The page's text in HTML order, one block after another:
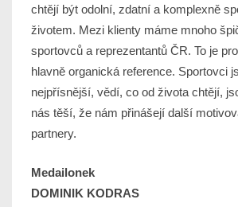
chtějí být odolní, zdatní a komplexně
životem. Mezi klienty máme mnoho
sportovců a reprezentantů ČR. To je
hlavně organická reference. Sportovci
nejpřísnější, vědí, co od života chtějí,
nás těší, že nám přinášejí další
partnery.
Medailonek
DOMINIK KODRAS